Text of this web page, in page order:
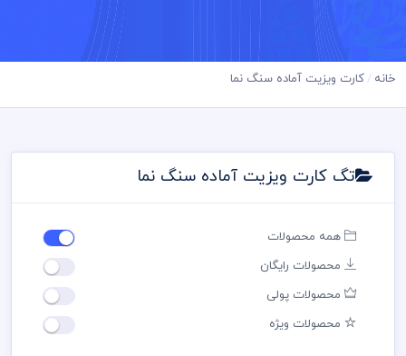
خانه کارت ویزیت آماده سنگ نما
تگ کارت ویزیت آماده سنگ نما
همه محصولات
محصولات رایگان
محصولات پولی
محصولات ویژه